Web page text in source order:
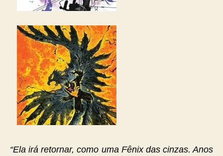
“Ela irá retornar, como uma Fênix das cinzas. Anos